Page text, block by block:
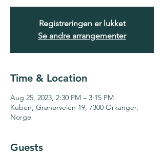
Registreringen er lukket
Se andre arrangementer
Time & Location
Aug 25, 2023, 2:30 PM – 3:15 PM
Kuben, Grønørveien 19, 7300 Orkanger,
Norge
Guests